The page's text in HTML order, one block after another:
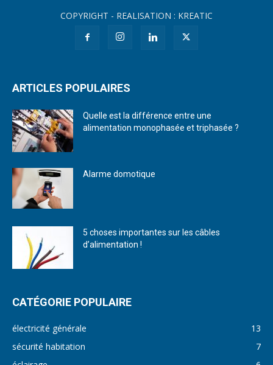
COPYRIGHT - REALISATION : KREATIC
ARTICLES POPULAIRES
Quelle est la différence entre une
alimentation monophasée et triphasée ?
Alarme domotique
5 choses importantes sur les câbles
d’alimentation !
CATÉGORIE POPULAIRE
électricité générale
13
sécurité habitation
7